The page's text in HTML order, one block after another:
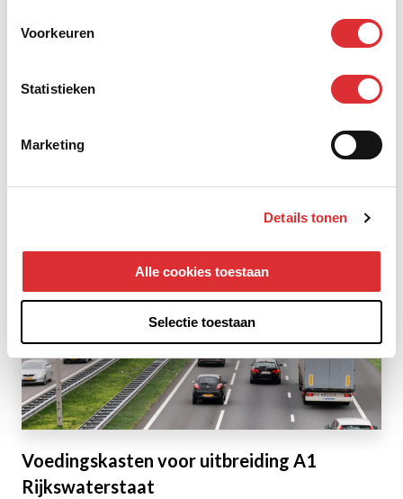
Voorkeuren
Statistieken
Marketing
Details tonen
Alle cookies toestaan
Selectie toestaan
Lees het hele artikel
Voedingskasten voor uitbreiding A1
Rijkswaterstaat